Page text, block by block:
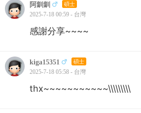
阿釧釧 碩士
2025-7-18 00:59 - 台灣
感謝分享~~~~
kiga15351 碩士
2025-7-18 05:58 - 台灣
thx~~~~~~~~~~~\\\\\\\\\